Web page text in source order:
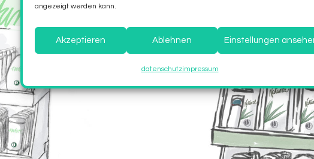
angezeigt werden kann.
Akzeptieren Ablehnen Einstellungen
datenschutzimpressum